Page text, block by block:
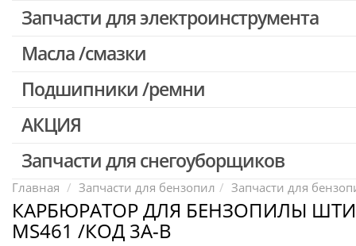
Запчасти для электроинструмента
Двигатели, редукторы для шуруповертов
Выключатели, переключатели
Запчасти для перфораторов и отбойных молотков
Запчасти для УШМ (болгарок)
Запчасти для электроинструмента другие
Конденсаторы
Якоря, статоры
Масла /смазки
Подшипники /ремни
АКЦИЯ
Скидка 50%
Запчасти для снегоуборщиков
Главная Запчасти для бензопил Запчасти для
КАРБЮРАТОР ДЛЯ БЕНЗОПИЛЫ
MS461 /КОД 3A-B